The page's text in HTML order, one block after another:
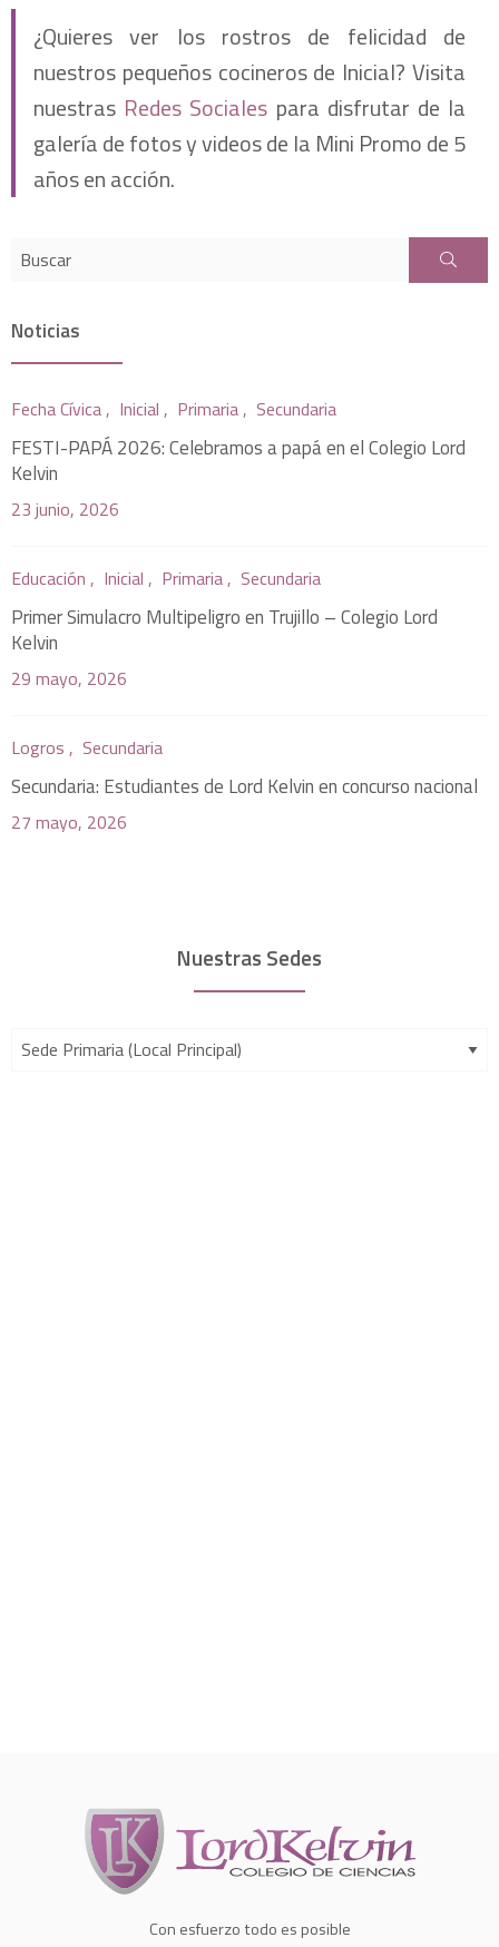
¿Quieres ver los rostros de felicidad de
nuestros pequeños cocineros de Inicial? Visita
nuestras Redes Sociales para disfrutar de la
galería de fotos y videos de la Mini Promo de 5
años en acción.
Noticias
Fecha Cívica , Inicial , Primaria , Secundaria
FESTI-PAPÁ 2026: Celebramos a papá en el Colegio Lord
Kelvin
23 junio, 2026
Educación , Inicial , Primaria , Secundaria
Primer Simulacro Multipeligro en Trujillo – Colegio Lord
Kelvin
29 mayo, 2026
Logros , Secundaria
Secundaria: Estudiantes de Lord Kelvin en concurso nacional
27 mayo, 2026
Nuestras Sedes
Con esfuerzo todo es posible